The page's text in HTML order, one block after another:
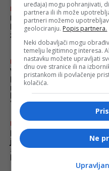
Bosanski vjestnik
Učesnici Marša mira
ka Potočarima: Najmlađa
žrtva imala samo 20
Bosanski vjestnik
Vukanović PONOVO
IZBAČEN! Stevandić mu
rekao da je u „NERVNOM
RASTROJSTVU“!
“PUSTI MI RUKU!”
Bosanski vjestnik
Deklaracija NATO-a:
je prijetnja euroatlantskoj
sigurnosti i stabilnosti!
Podrška Ukrajini!
uređaja) mogu pohranjivati,
partnera ili ih može
partneri možemo
geolociranju. Popis partnera.
Neki dobavljači mogu
temelju legitimnog interesa.
nastavku možete upravljati
dnu ove stranice ili na
pristankom ili povlačenje
kolačića.
Ne